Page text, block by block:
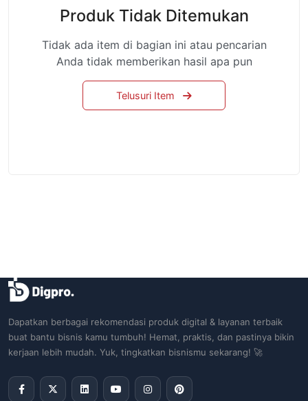
Produk Tidak Ditemukan
Tidak ada item di bagian ini atau pencarian
Anda tidak memberikan hasil apa pun
Telusuri Item
Dapatkan berbagai rekomendasi produk digital & layanan terbaik
buat bantu bisnis kamu tumbuh! Hemat, praktis, dan pastinya bikin
kerjaan lebih mudah. Yuk, tingkatkan bisnismu sekarang! 🚀